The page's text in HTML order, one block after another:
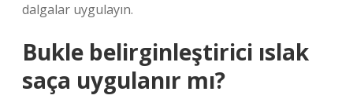
dalgalar uygulayın.
Bukle belirginleştirici ıslak
saça uygulanır mı?